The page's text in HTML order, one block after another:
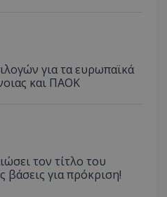
για τα ευρωπαϊκά
και ΠΑΟΚ
τον τίτλο του
βάσεις για πρόκριση!